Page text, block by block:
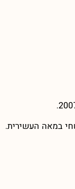
במאה העשירית.